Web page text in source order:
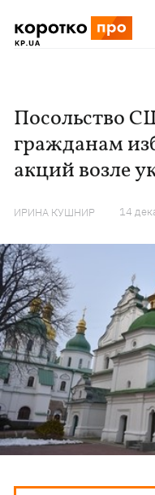
Посольство
гражданам
акций возле
ИРИНА КУШНИР 14